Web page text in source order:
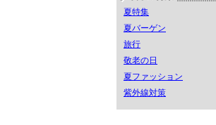
夏特集
夏バーゲン
旅行
敬老の日
夏ファッション
紫外線対策